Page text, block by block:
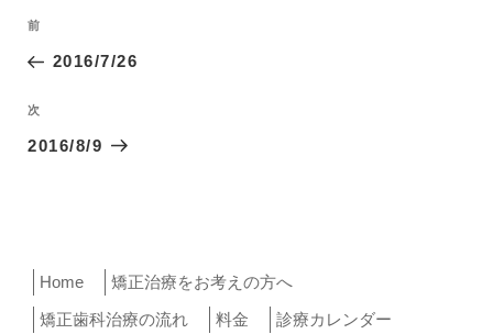
投
ナ
ビ
ゲ
過
去
投
稿
前
2016/7/26
次
の
次
2016/8/9
Home
矯正治療をお考えの方へ
矯正歯科治療の流れ
料金 診療カレンダー